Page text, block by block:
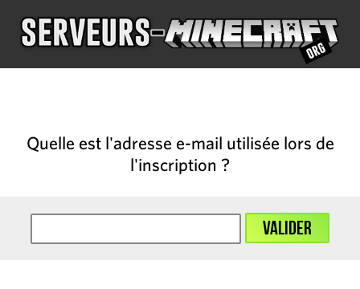
Quelle est l'adresse e-mail utilisée lors de
l'inscription ?